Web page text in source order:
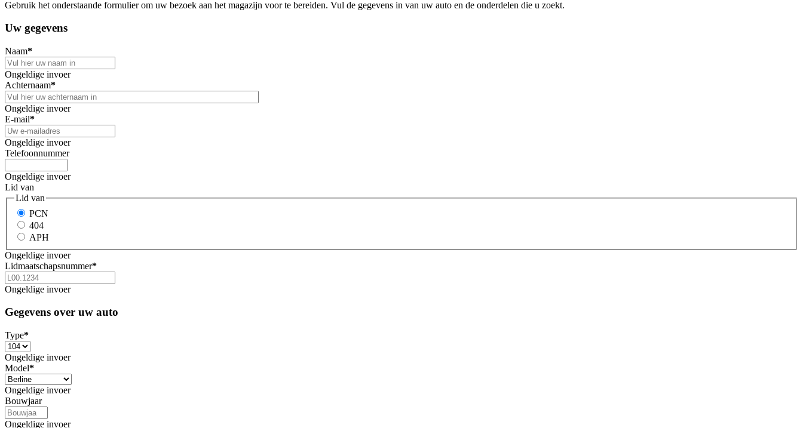
Gebruik het onderstaande formulier om uw bezoek aan het magazijn voor te bereiden. Vul de gegevens in van uw auto en de onderdelen die u zoekt.
Uw gegevens
Naam*
Ongeldige invoer
Achternaam*
Ongeldige invoer
E-mail*
Ongeldige invoer
Telefoonnummer
Ongeldige invoer
Lid van
Lid van
PCN
404
APH
Ongeldige invoer
Lidmaatschapsnummer*
Ongeldige invoer
Gegevens over uw auto
Type*
Ongeldige invoer
Model*
Ongeldige invoer
Bouwjaar
Ongeldige invoer